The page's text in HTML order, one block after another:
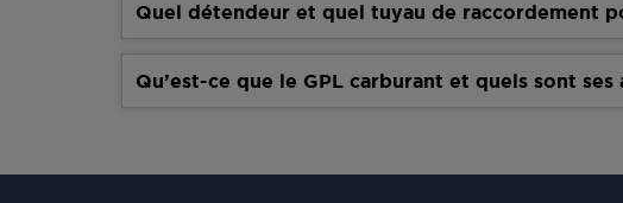
Quel détendeur et quel tuyau de raccordement
Qu’est-ce que le GPL carburant et quels sont ses